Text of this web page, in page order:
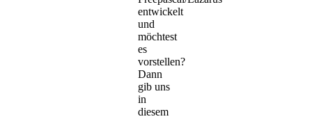
entwickelt
und
möchtest
es
vorstellen?
Dann
gib uns
in
diesem